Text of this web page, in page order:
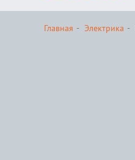
Главная Электрика